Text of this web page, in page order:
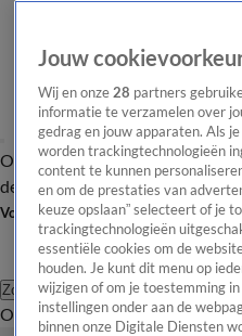
OverzichtAfleveringen
de redactieNieuwsbrief
Volg Shownieuws
Zoeken
OverzichtEntertainment
Jouw
Wij en onze 28 partners
informatie te verzamelen over
gedrag en jouw apparaten. Als
worden trackingtechnologieën
content te kunnen
en om de prestaties van
keuze opslaan” selecteert of je
trackingtechnologieën
essentiële cookies om de
houden. Je kunt dit menu op
wijzigen of om je toestemming
instellingen onder aan de
binnen onze Digitale Diensten